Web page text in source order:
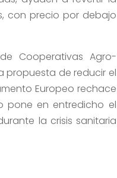
con precio por debajo
Cooperativas Agro-
propuesta de reducir el
Europeo rechace
pone en entredicho el
la crisis sanitaria